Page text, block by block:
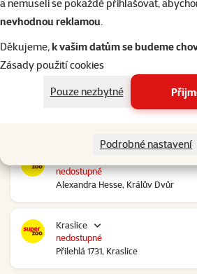
a nemuseli se pokaždé přihlašovat,
nevhodnou reklamou.
Děkujeme,k vašim datům se budeme
Zásady použití cookies
Pouze nezbytné
Podrobné nastavení
Kolín Ovčáry
Ovčáry 304, Ovčáry
Kozomín
Alexandra Hesse, Králův Dvůr
nedostupné
Kraslice
Přilehlá 1731, Kraslice
nedostupné